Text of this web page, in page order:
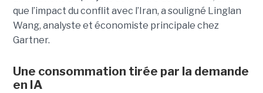
que l’impact du conflit avec l’Iran, a souligné Linglan
Wang, analyste et économiste principale chez
Gartner.
Une consommation tirée par la demande
en IA